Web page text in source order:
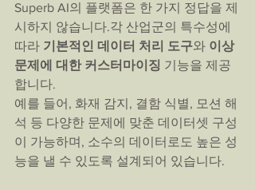
Superb AI의 플랫폼은 한 가지 정답을 제
시하지 않습니다.각 산업군의 특수성에
따라 기본적인 데이터 처리 도구와 이상
문제에 대한 커스터마이징 기능을 제공
합니다.
예를 들어, 화재 감지, 결함 식별, 모션 해
석 등 다양한 문제에 맞춘 데이터셋 구성
이 가능하며, 소수의 데이터로도 높은 성
능을 낼 수 있도록 설계되어 있습니다.